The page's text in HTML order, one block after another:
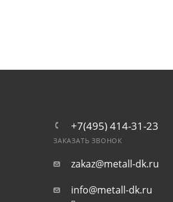
+7(495) 414-31-23
ЗАКАЗАТЬ ЗВОНОК
zakaz@metall-dk.ru
info@metall-dk.ru